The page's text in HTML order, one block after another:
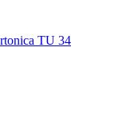
TU 34